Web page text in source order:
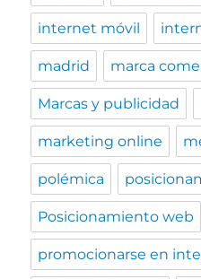
internet móvil
madrid marca
Marcas y publicidad
marketing online
polémica
Posicionamiento web
promocionarse en